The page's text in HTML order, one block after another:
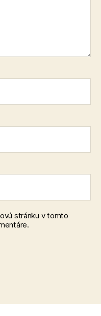
stránku v tomto